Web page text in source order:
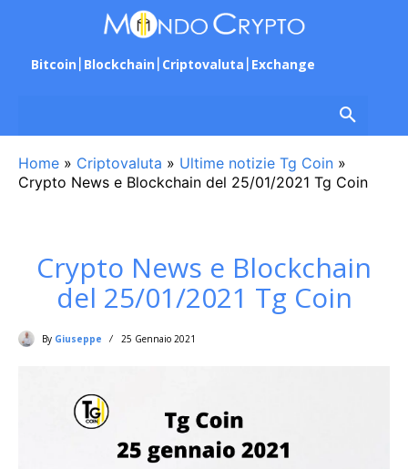
Bitcoin Blockchain Criptovaluta Exchange
Home » Criptovaluta » Ultime notizie Tg Coin »
Crypto News e Blockchain del 25/01/2021 Tg Coin
Crypto News e Blockchain
del 25/01/2021 Tg Coin
By Giuseppe 25 Gennaio 2021